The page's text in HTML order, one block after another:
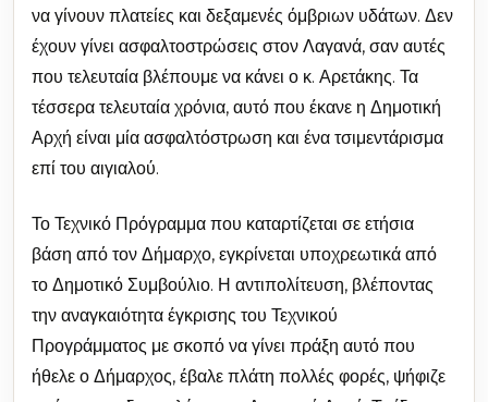
να γίνουν πλατείες και δεξαμενές όμβριων υδάτων. Δεν
έχουν γίνει ασφαλτοστρώσεις στον Λαγανά, σαν αυτές
που τελευταία βλέπουμε να κάνει ο κ. Αρετάκης. Τα
τέσσερα τελευταία χρόνια, αυτό που έκανε η Δημοτική
Αρχή είναι μία ασφαλτόστρωση και ένα τσιμεντάρισμα
επί του αιγιαλού.
Το Τεχνικό Πρόγραμμα που καταρτίζεται σε ετήσια
βάση από τον Δήμαρχο, εγκρίνεται υποχρεωτικά από
το Δημοτικό Συμβούλιο. Η αντιπολίτευση, βλέποντας
την αναγκαιότητα έγκρισης του Τεχνικού
Προγράμματος με σκοπό να γίνει πράξη αυτό που
ήθελε ο Δήμαρχος, έβαλε πλάτη πολλές φορές, ψήφιζε